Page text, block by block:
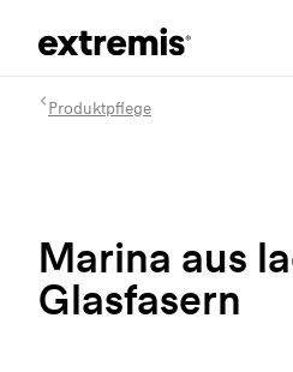
Produktpflege
Marina aus
Glasfasern